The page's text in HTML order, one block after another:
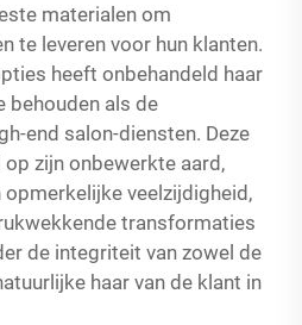
materialen om
te leveren voor hun klanten.
heeft onbehandeld haar
behouden als de
end salon-diensten. Deze
zijn onbewerkte aard,
veelzijdigheid,
transformaties
de integriteit van zowel de
haar van de klant in